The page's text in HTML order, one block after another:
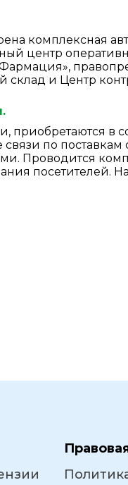
комплексная
центр
склад и Центр
приобретаются в
связи по
Проводится
посетителей.